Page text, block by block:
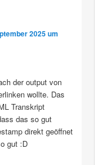
2025 um
der output von
wollte. Das
Transkript
das so gut
direkt geöffnet
gut :D